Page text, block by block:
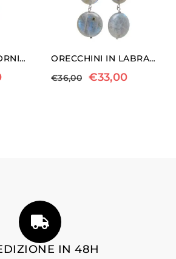
ORECCHINI IN CORNIOLA ED ARGENTO
ORECCHINI IN LABRADORITE ED ARGENTO
€36,00 €33,00
IN 48H